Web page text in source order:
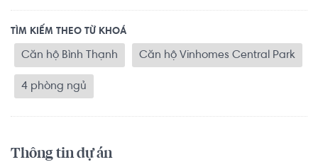
TÌM KIẾM THEO TỪ KHOÁ
Căn hộ Bình Thạnh Căn hộ Vinhomes Central Park
4 phòng ngủ
Thông tin dự án